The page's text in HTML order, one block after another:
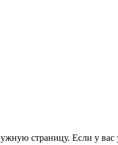
страницу. Если у